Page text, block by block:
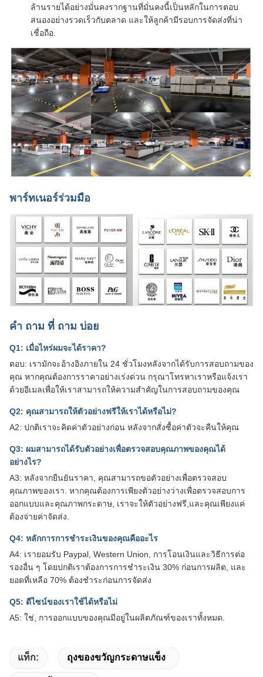
ล้านรายได้อย่างมั่นคงรากฐานที่มั่นคงนี้เป็นหลักในการตอบ
สนองอย่างรวดเร็วกับตลาด และให้ลูกค้ามีรอบการจัดส่งที่น่า
เชื่อถือ.
พาร์ทเนอร์ร่วมมือ
คํา ถาม ที่ ถาม บ่อย
Q1: เมื่อไหร่ผมจะได้ราคา?
ตอบ: เรามักจะอ้างอิงภายใน 24 ชั่วโมงหลังจากได้รับการสอบถามของ
คุณ หากคุณต้องการราคาอย่างเร่งด่วน กรุณาโทรหาเราหรือแจ้งเรา
ด้วยอีเมลเพื่อให้เราสามารถให้ความสําคัญในการสอบถามของคุณ
Q2: คุณสามารถให้ตัวอย่างฟรีให้เราได้หรือไม่?
A2: ปกติเราจะคิดค่าตัวอย่างก่อน หลังจากสั่งซื้อค่าตัวจะคืนให้คุณ
Q3: ผมสามารถได้รับตัวอย่างเพื่อตรวจสอบคุณภาพของคุณได้
อย่างไร?
A3: หลังจากยืนยันราคา, คุณสามารถขอตัวอย่างเพื่อตรวจสอบ
คุณภาพของเรา. หากคุณต้องการเพียงตัวอย่างว่างเพื่อตรวจสอบการ
ออกแบบและคุณภาพกระดาษ, เราจะให้ตัวอย่างฟรี,และคุณเพียงแค่
ต้องจ่ายค่าจัดส่ง.
Q4: หลักการการชําระเงินของคุณคืออะไร
A4: เรายอมรับ Paypal, Western Union, การโอนเงินและวิธีการต่อ
รองอื่น ๆ โดยปกติเราต้องการการชําระเงิน 30% ก่อนการผลิต, และ
ยอดที่เหลือ 70% ต้องชําระก่อนการจัดส่ง
Q5: ดีไซน์ของเราใช้ได้หรือไม่
A5: ใช่, การออกแบบของคุณมีอยู่ในผลิตภัณฑ์ของเราทั้งหมด.
แท็ก: ถุงของขวัญกระดาษแข็ง